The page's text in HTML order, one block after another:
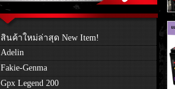
สินค้าใหม่ล่าสุด New Item!
Adelin
Fakie-Genma
Gpx Legend 200